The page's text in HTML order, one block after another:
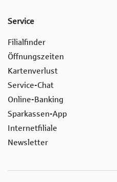
Service
Filialfinder
Öffnungszeiten
Kartenverlust
Service-Chat
Online-Banking
Sparkassen-App
Internetfiliale
Newsletter